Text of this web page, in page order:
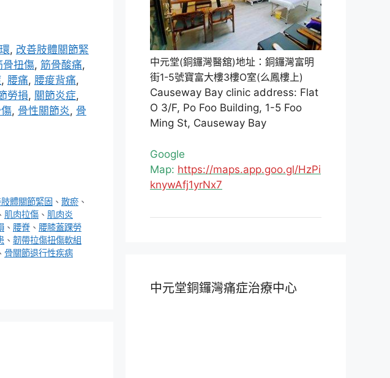
, 改善肢體關節緊
骨扭傷, 筋骨酸痛,
, 腰痛, 腰痠背痛,
勞損, 關節炎症,
, 骨性關節炎, 骨
體關節緊固 、散瘀 、
肌肉拉傷 、 肌肉炎
、 腰脊 、 腰膝蓋踝勞
、 韌帶拉傷扭傷軟組
骨關節退行性疾病
中元堂(銅鑼灣醫舘)地址：銅鑼灣富明
街1-5號寶富大樓3樓O室(么鳳樓上)
Causeway Bay clinic address: Flat
O 3/F, Po Foo Building, 1-5 Foo
Ming St, Causeway Bay
Google
Map: https://maps.app.goo.gl/HzPi
knywAfj1yrNx7
中元堂銅鑼灣痛症治療中心